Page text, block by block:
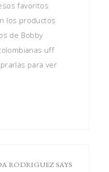
favoritos
los productos
de Bobby
uff
para ver
RODRIGUEZ SAYS